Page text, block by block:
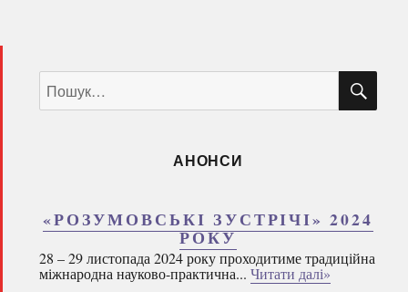
за
запитом:
АНОНСИ
«РОЗУМОВСЬКІ ЗУСТРІЧІ» 2024
РОКУ
28 – 29 листопада 2024 року проходитиме традиційна
міжнародна науково-практична... Читати далі»